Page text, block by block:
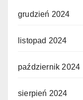
grudzień 2024
listopad 2024
październik 2024
sierpień 2024